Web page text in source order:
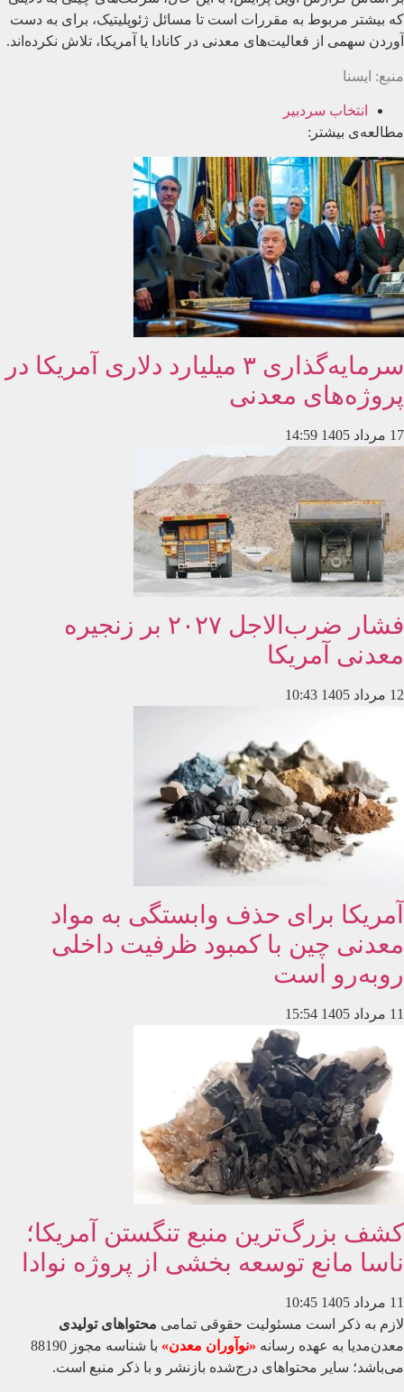
که بیشتر مربوط به مقررات است تا مسائل ژئوپلیتیک، برای به دست
آوردن سهمی از فعالیت‌های معدنی در کانادا یا آمریکا، تلاش نکرده‌اند.
منبع: ایسنا
انتخاب سردبیر
مطالعه‌ی بیشتر:
سرمایه‌گذاری ۳ میلیارد دلاری آمریکا در
پروژه‌های معدنی
17 مرداد 1405 14:59
فشار ضرب‌الاجل ۲۰۲۷ بر زنجیره
معدنی آمریکا
12 مرداد 1405 10:43
آمریکا برای حذف وابستگی به مواد
معدنی چین با کمبود ظرفیت داخلی
روبه‌رو است
11 مرداد 1405 15:54
کشف بزرگ‌ترین منبع تنگستن آمریکا؛
ناسا مانع توسعه بخشی از پروژه نوادا
11 مرداد 1405
10:45
لازم به ذکر است مسئولیت حقوقی تمامی محتواهای تولیدی
معدن‌مدیا به عهده رسانه «نوآوران معدن»
با شناسه مجوز 88190
می‌باشد؛ سایر محتواهای درج‌شده بازنشر و با ذکر منبع است.